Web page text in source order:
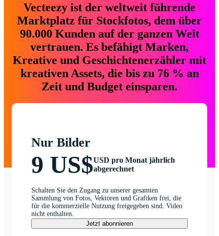
Vecteezy ist der weltweit führende
Marktplatz für Stockfotos, dem über
90.000 Kunden auf der ganzen Welt
vertrauen. Es befähigt Marken,
Kreative und Geschichtenerzähler mit
kreativen Assets, die bis zu 76 % an
Zeit und Budget einsparen.
Nur Bilder
9 US$USD pro Monat jährlich
abgerechnet
Schalten Sie den Zugang zu unserer gesamten
Sammlung von Fotos, Vektoren und Grafiken frei, die
für die kommerzielle Nutzung freigegeben sind. Video
nicht enthalten.
Jetzt abonnieren